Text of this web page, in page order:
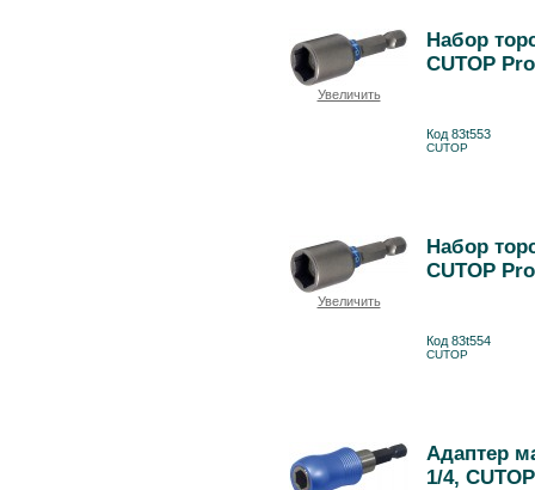
Увеличить
Набор
CUTOP
Код 83t553
CUTOP
Увеличить
Набор
CUTOP
Код 83t554
CUTOP
Адаптер
1/4,